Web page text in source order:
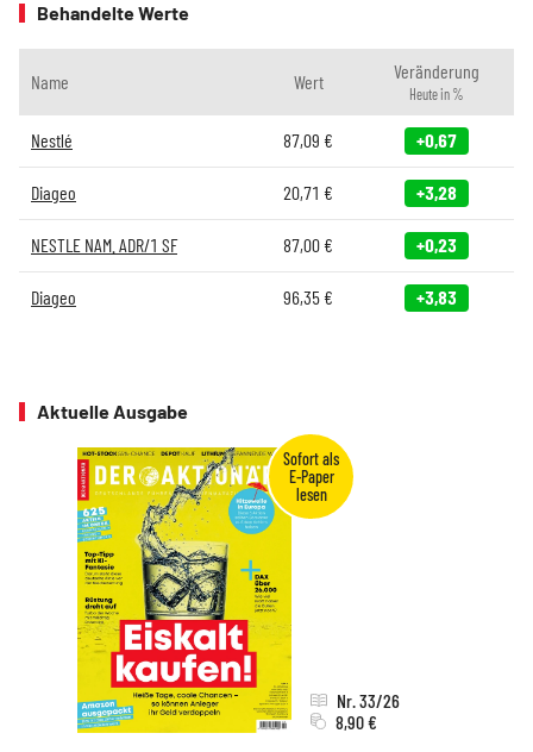
Behandelte Werte
Name Wert Veränderung
Heute in %
Nestlé 87,09 € +0,67
Diageo 20,71 € +3,28
NESTLE NAM. ADR/1 SF 87,00 € +0,23
Diageo 96,35 € +3,83
Aktuelle Ausgabe
Nr. 33/26
8,90 €